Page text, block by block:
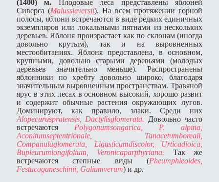
(1400) м. Плодовые леса представлены яблоней
Сиверса (Malussieversii). На всем протяжении горной
полосы, яблони встречаются в виде редких единичных
экземпляров или локальными пятнами из нескольких
деревьев. Яблоня произрастает как по склонам (иногда
довольно крутым), так и на выровненных
местообитаниях. Яблоня представлена, в основном,
крупными, довольно старыми деревьями (молодых
деревьев значительно меньше). Распространены
яблонники по хребту довольно широко, благодаря
значительным выровненным пространствам. Травяной
ярус в этих лесах в основном высокий, хорошо развит
и содержит обычные растения окружающих лугов.
Доминируют, как правило, злаки. Среди них
Alopecuruspratensis Dactylisglomerata. Довольно часто
встречаются Polygonumsongarica P. alpina
Aconitumseptentrionale Tanacetumboreali
Companulaglomerata Ligusticumdiscolor, Urticadioica
Bupleurumlongifolium Veronicaparphyriana. Так же
встречаются степные виды(Pheumphleoides
Festucaganeschinii Galiumverum) и др.